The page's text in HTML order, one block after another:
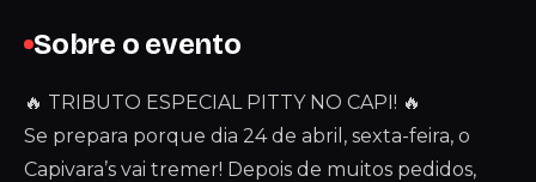
Sobre o evento
🔥 TRIBUTO ESPECIAL PITTY NO CAPI! 🔥
Se prepara porque dia 24 de abril, sexta-feira, o
Capivara’s vai tremer! Depois de muitos pedidos,